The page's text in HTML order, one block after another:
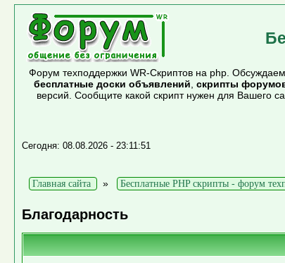
Форум техподдержки WR-Скриптов на php.
бесплатные доски объявлений скрипты
версий. Сообщите какой скрипт нужен для Вашего
Сегодня: 08.08.2026 - 23:11:51
Главная сайта » Бесплатные PHP скрипты - форум
Благодарность